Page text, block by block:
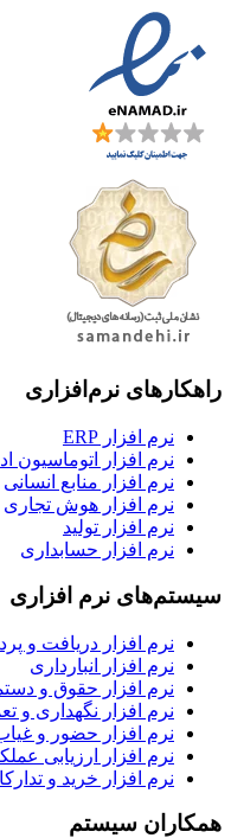
راهکارهای نرم‌افزاری
نرم افزار ERP
نرم افزار اتوماسیون
نرم افزار منابع انسانی
نرم افزار هوش تجاری
نرم افزار تولید
نرم افزار حسابداری
سیستم‌های نرم افزاری
نرم افزار دریافت و
نرم افزار انبارداری
نرم افزار حقوق و
نرم افزار نگهداری و
نرم افزار حضور و
نرم افزار ارزیابی
نرم افزار خرید و
همکاران سیستم